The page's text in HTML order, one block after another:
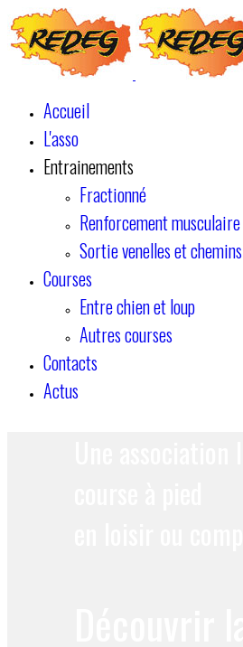
Accueil
L'asso
Entrainements
Fractionné
Renforcement musculaire
Sortie venelles et chemins
Courses
Entre chien et loup
Autres courses
Contacts
Actus